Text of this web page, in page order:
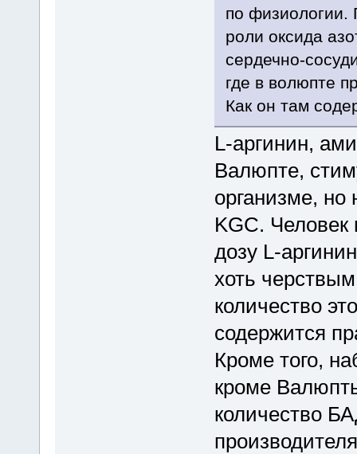
по физиологии.
роли оксида
сердечно-
где в волюпте
Как он там
L-аргинин,
Валюпте,
организме, но
KGC. Человек
дозу L-
хоть
количество
содержится
Кроме того,
кроме
количество